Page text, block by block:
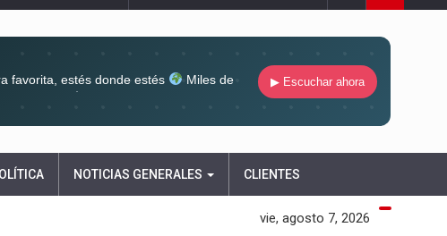
favorita, estés donde estés
Miles de
▶ Escuchar ahora
NOTICIAS GENERALES CLIENTES
vie, agosto 7, 2026